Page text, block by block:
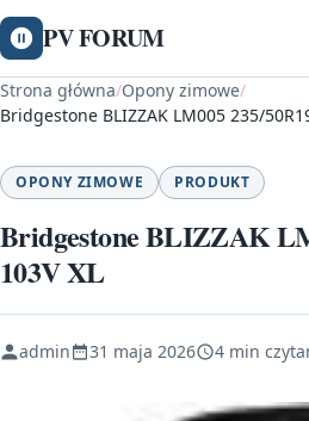
PV FORUM
Strona główna/Opony zimowe/
Bridgestone BLIZZAK LM005 235/
OPONY ZIMOWE PRODUKT
Bridgestone BLIZZAK
103V XL
admin 31 maja 2026 4 min